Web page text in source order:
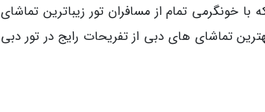
خونگرمی تمام از مسافران تور زیباترین تماشای
تماشای های دبی از تفریحات رایج در تور دبی